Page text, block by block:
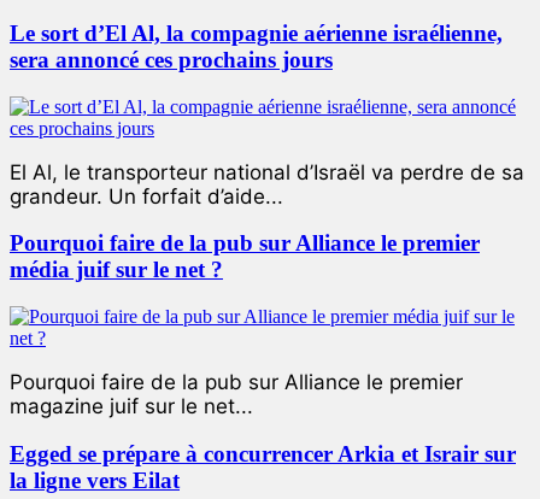
Le sort d’El Al, la compagnie aérienne israélienne,
sera annoncé ces prochains jours
El Al, le transporteur national d’Israël va perdre de sa
grandeur. Un forfait d’aide...
Pourquoi faire de la pub sur Alliance le premier
média juif sur le net ?
Pourquoi faire de la pub sur Alliance le premier
magazine juif sur le net...
Egged se prépare à concurrencer Arkia et Israir sur
la ligne vers Eilat